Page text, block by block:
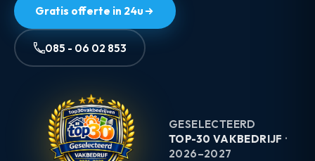
Gratis offerte in 24u
085 - 06 02 853
GESELECTEERD
TOP-30 VAKBEDRIJF ·
2026–2027